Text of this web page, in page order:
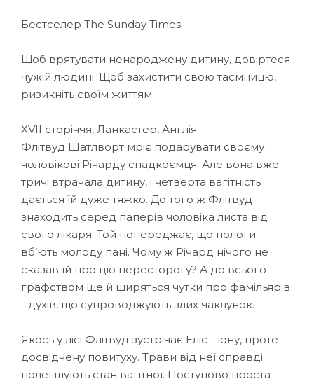
Бестселер The Sunday Times
Щоб врятувати ненароджену дитину, довіртеся
чужій людині. Щоб захистити свою таємницю,
ризикніть своїм життям.
ХVII сторіччя, Ланкастер, Англія.
Флітвуд Шатлворт мріє подарувати своєму
чоловікові Річарду спадкоємця. Але вона вже
тричі втрачала дитину, і четверта вагітність
дається їй дуже тяжко. До того ж Флітвуд
знаходить серед паперів чоловіка листа від
свого лікаря. Той попереджає, що пологи
вб’ють молоду пані. Чому ж Річард нічого не
сказав їй про цю пересторогу? А до всього
графством ще й ширяться чутки про фамільярів
- духів, що супроводжують злих чаклунок.
Якось у лісі Флітвуд зустрічає Еліс - юну, проте
досвідчену повитуху. Трави від неї справді
полегшують стан вагітної. Поступово проста